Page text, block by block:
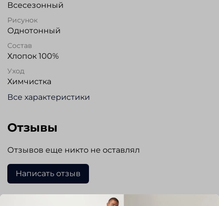
Всесезонный
Рисунок
Однотонный
Состав
Хлопок 100%
Уход
Химчистка
Все характеристики
Отзывы
Отзывов еще никто не оставлял
Написать отзыв